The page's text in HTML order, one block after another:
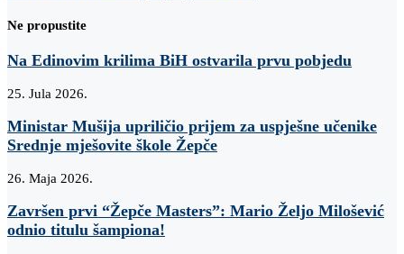
Ne propustite
Na Edinovim krilima BiH ostvarila prvu pobjedu
25. Jula 2026.
Ministar Mušija upriličio prijem za uspješne učenike
Srednje mješovite škole Žepče
26. Maja 2026.
Završen prvi “Žepče Masters”: Mario Željo Milošević
odnio titulu šampiona!